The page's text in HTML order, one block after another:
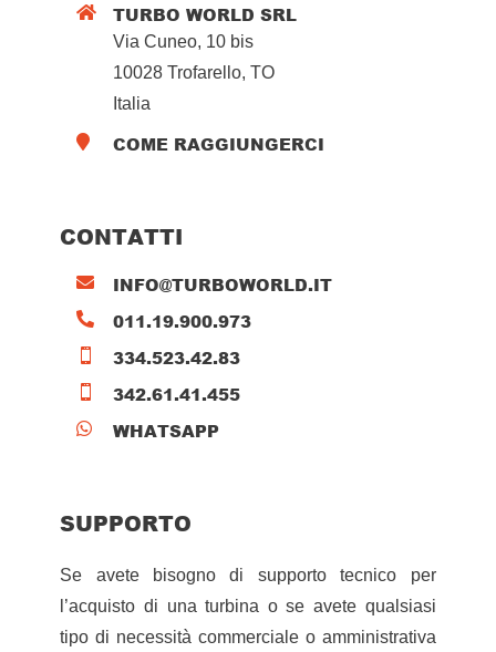
 TURBO WORLD SRL
Via Cuneo, 10 bis
10028 Trofarello, TO
Italia
 COME RAGGIUNGERCI
CONTATTI
 INFO@TURBOWORLD.IT
 011.19.900.973
 334.523.42.83
 342.61.41.455
 WHATSAPP
SUPPORTO
Se avete bisogno di supporto tecnico per
l’acquisto di una turbina o se avete qualsiasi
tipo di necessità commerciale o amministrativa